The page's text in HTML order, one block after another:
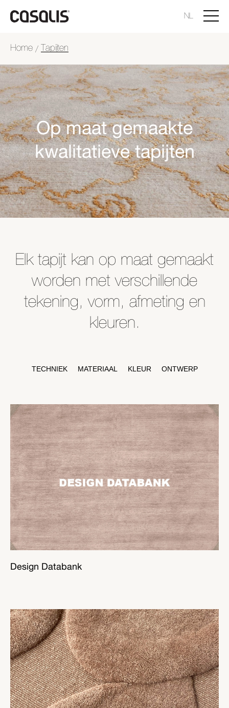
NL
Home / Tapijten
Op maat gemaakte
kwalitatieve tapijten
Elk tapijt kan op maat gemaakt
worden met verschillende
tekening, vorm, afmeting en
kleuren.
TECHNIEK MATERIAAL KLEUR ONTWERP
Design Databank